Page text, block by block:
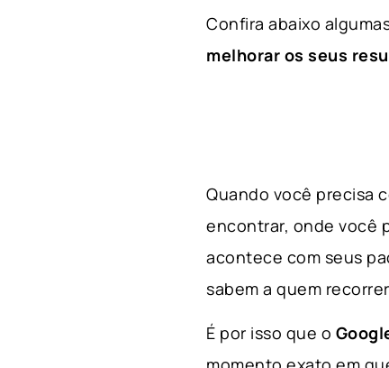
Confira abaixo
melhorar os seus
Quando você precisa
encontrar, onde você
acontece com seus
sabem a quem
É por isso que o